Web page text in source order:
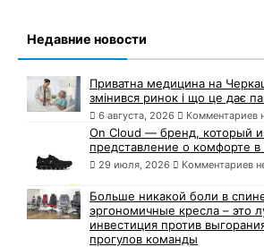
Недавние новости
Приватна медицина на
змінився ринок і що це дає
6 августа, 2026 Комментариев
On Cloud — бренд, который
представление о комфорте в
29 июля, 2026 Комментариев
Больше никакой боли в
эргономичные кресла – это
инвестиция против
прогулов команды